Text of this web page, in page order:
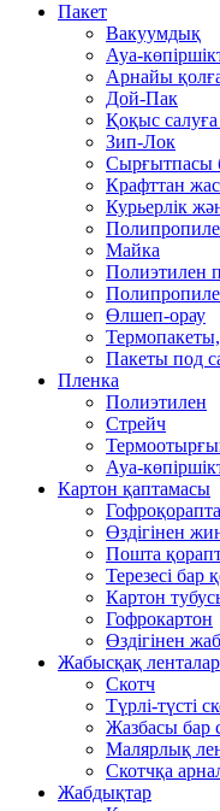
Пакет
Вакуумдық
Ауа-
Арнайы қолға
Дой-Пак
Қоқыс салуға
Зип-Лок
Сырғытпасы
Крафттан
Курьерлік
Майка
Полиэтилен
Өлшеп-орау
Пакеты под
Пленка
Полиэтилен
Стрейч
Ауа-
Картон қаптамасы
Өздігінен
Пошта
Терезесі бар
Картон
Гофрокартон
Өздігінен
Жабысқақ ленталар
Скотч
Түрлі-түсті
Жазбасы бар
Малярлық
Скотчқа
Жабдықтар